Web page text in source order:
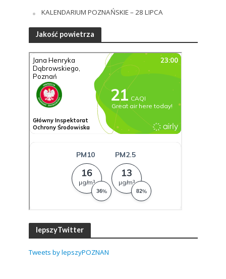
KALENDARIUM POZNAŃSKIE – 28 LIPCA
Jakość powietrza
lepszyTwitter
Tweets by lepszyPOZNAN